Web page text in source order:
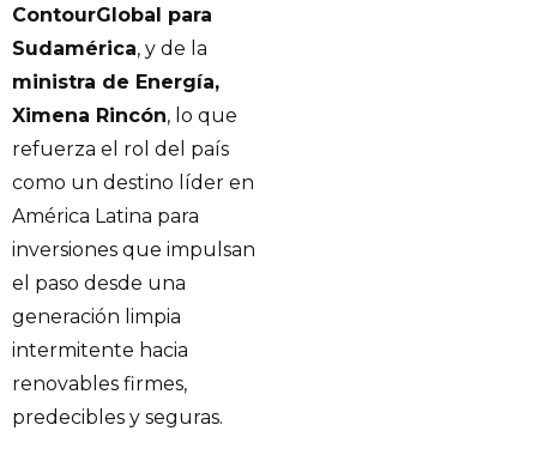
ContourGlobal para
Sudamérica, y de la
ministra de Energía,
Ximena Rincón, lo que
refuerza el rol del país
como un destino líder en
América Latina para
inversiones que impulsan
el paso desde una
generación limpia
intermitente hacia
renovables firmes,
predecibles y seguras.